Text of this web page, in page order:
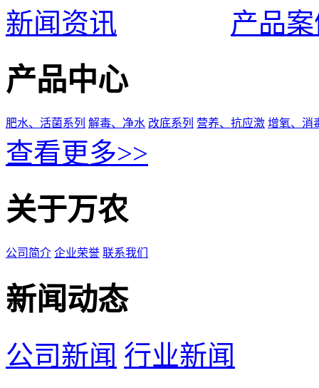
新闻资讯
产品
产品中心
肥水、活菌系列 解毒、净水 改底系列 营养、抗应激 增氧、消
查看更多>>
关于万农
公司简介 企业荣誉 联系我们
新闻动态
公司新闻 行业新闻